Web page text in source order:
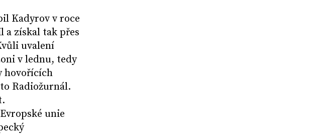
Kadyrov v roce
a získal tak přes
uvalení
v lednu, tedy
hovořících
Radiožurnál.
unie